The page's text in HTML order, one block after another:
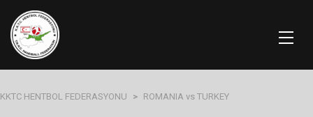
KKTC HENTBOL FEDERASYONU > ROMANIA vs TURKEY